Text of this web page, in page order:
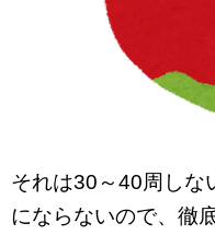
それは30～40周しな
にならないので、徹